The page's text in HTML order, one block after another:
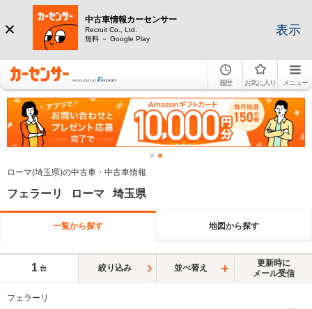
中古車情報カーセンサー
Recruit Co., Ltd.
無料 － Google Play
表示
履歴 お気に入り メニュー
ローマ(埼玉県)の中古車・中古車情報
フェラーリ ローマ 埼玉県
一覧から探す 地図から探す
1 台 絞り込み 並べ替え
更新時に
メール受信
フェラーリ